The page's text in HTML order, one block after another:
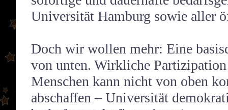
Universität Hamburg sowie aller
Doch wir wollen mehr: Eine
von unten. Wirkliche
Menschen kann nicht von oben
abschaffen – Universität